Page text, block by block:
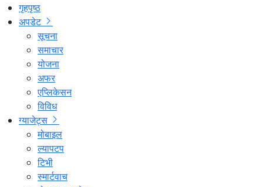
गृहपृष्ठ
अपडेट
सूचना
समाचार
योजना
अफर
एप्लिकेसन
विविध
ग्याजेट्स
मोबाइल
ल्यापटप
टिभी
स्मार्टवाच